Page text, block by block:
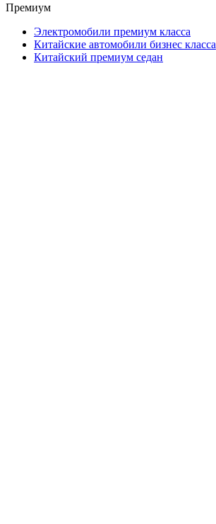
Премиум
Электромобили премиум класса
Китайские автомобили бизнес класса
Китайский премиум седан